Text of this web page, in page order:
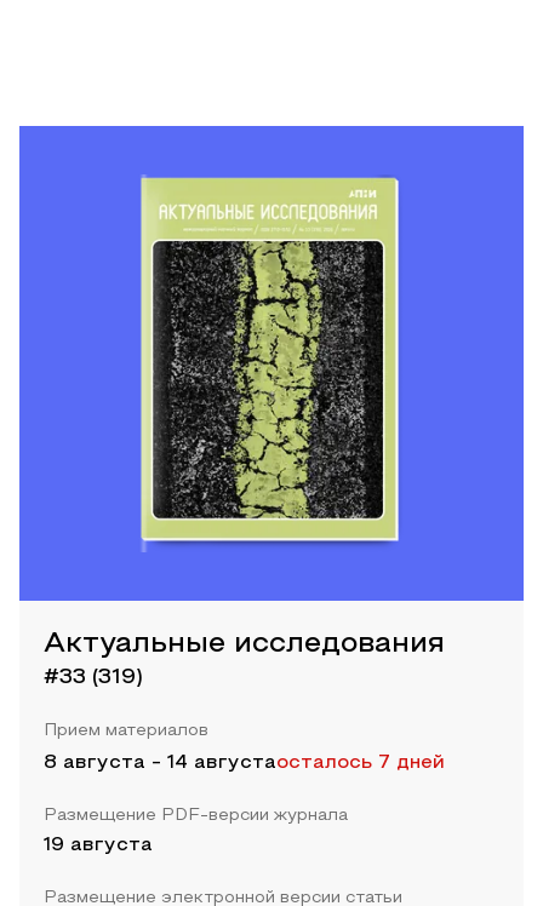
Актуальные исследования
#33 (319)
Прием материалов
8 августа - 14 августаосталось 7 дней
Размещение PDF-версии журнала
19 августа
Размещение электронной версии статьи